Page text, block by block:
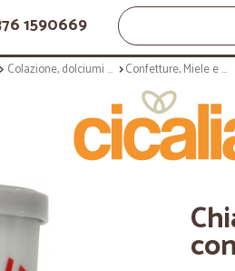
1590669
Colazione, dolciumi e snack Confetture, Miele e Nutella